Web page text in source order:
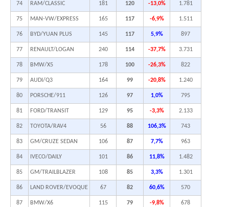
74 RAM/CLASSIC 181 120 -13,0% 1.781
75 MAN-VW/EXPRESS 165 117 -6,9% 1.511
76 BYD/YUAN PLUS 145 117 5,9% 897
77 RENAULT/LOGAN 240 114 -37,7% 3.731
78 BMW/X5 178 100 -26,3% 822
79 AUDI/Q3 164 99 -20,8% 1.240
80 PORSCHE/911 126 97 1,0% 795
81 FORD/TRANSIT 129 95 -3,3% 2.133
82 TOYOTA/RAV4 56 88 106,3% 743
83 GM/CRUZE SEDAN 106 87 7,7% 963
84 IVECO/DAILY 101 86 11,8% 1.482
85 GM/TRAILBLAZER 108 85 3,3% 1.301
86 LAND ROVER/EVOQUE 67 82 60,6% 570
87 BMW/X6 115 79 -9,8% 678